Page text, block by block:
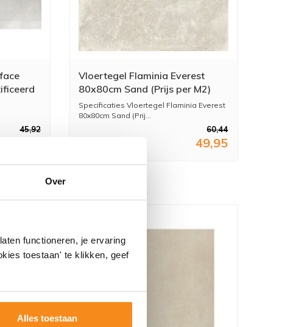
Over
functioneren, je ervaring
toestaan' te klikken, geef
Alles toestaan
45,92
Vloertegel Flaminia Everest
80x80cm Sand (Prijs per M2)
Specificaties Vloertegel Flaminia Everest
80x80cm Sand (Prij...
60,44
49,95